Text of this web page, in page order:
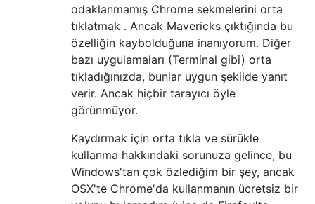
odaklanmamış Chrome sekmelerini orta
tıklatmak . Ancak Mavericks çıktığında bu
özelliğin kaybolduğuna inanıyorum. Diğer
bazı uygulamaları (Terminal gibi) orta
tıkladığınızda, bunlar uygun şekilde yanıt
verir. Ancak hiçbir tarayıcı öyle
görünmüyor.
Kaydırmak için orta tıkla ve sürükle
kullanma hakkındaki sorunuza gelince, bu
Windows'tan çok özlediğim bir şey, ancak
OSX'te Chrome'da kullanmanın ücretsiz bir